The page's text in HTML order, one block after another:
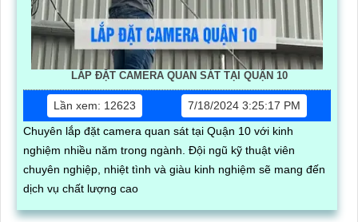
LẮP ĐẶT CAMERA QUAN SÁT TẠI QUẬN 10
Lần xem: 12623
7/18/2024 3:25:17 PM
Chuyên lắp đặt camera quan sát tại Quận 10 với kinh
nghiệm nhiều năm trong ngành. Đội ngũ kỹ thuật viên
chuyên nghiệp, nhiệt tình và giàu kinh nghiệm sẽ mang đến
dịch vụ chất lượng cao